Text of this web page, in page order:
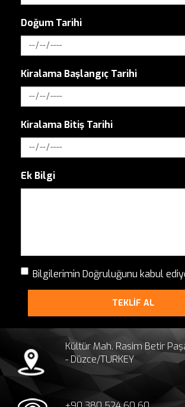
Doğum Tarihi
Kiralama Başlangıç Tarihi
Kiralama Bitiş Tarihi
Ek Bilgi
Bilgilerimin Doğruluğunu kabul
TEKLİF AL
Kültür Mah. Rasim Betir
- Düzce/TURKEY